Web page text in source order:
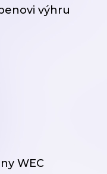
výhru
WEC